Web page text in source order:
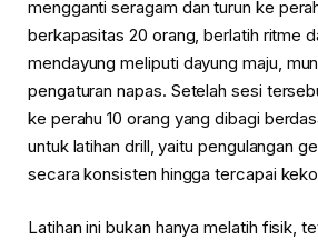
mengganti seragam dan turun ke
berkapasitas 20 orang, berlatih ritme
mendayung meliputi dayung maju,
pengaturan napas. Setelah sesi
ke perahu 10 orang yang dibagi
untuk latihan drill, yaitu pengulangan
secara konsisten hingga tercapai
Latihan ini bukan hanya melatih fisik,